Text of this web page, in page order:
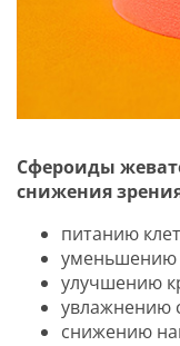
Сфероиды
снижения
питанию
уменьшению
улучшению
увлажнению
снижению